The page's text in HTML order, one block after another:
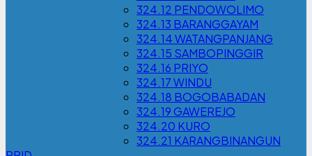
324.12 PENDOWOLIMO
324.13 BARANGGAYAM
324.14 WATANGPANJANG
324.15 SAMBOPINGGIR
324.16 PRIYO
324.17 WINDU
324.18 BOGOBABADAN
324.19 GAWEREJO
324.20 KURO
324.21 KARANGBINANGUN